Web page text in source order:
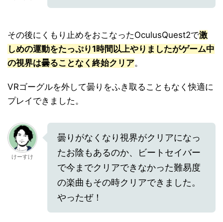
その後にくもり止めをおこなったOculusQuest2で激
しめの運動をたっぷり1時間以上やりましたがゲーム中
の視界は曇ることなく終始クリア。
VRゴーグルを外して曇りをふき取ることもなく快適に
プレイできました。
けーすけ
曇りがなくなり視界がクリアになっ
たお陰もあるのか、ビートセイバー
で今までクリアできなかった難易度
の楽曲もその時クリアできました。
やったぜ！